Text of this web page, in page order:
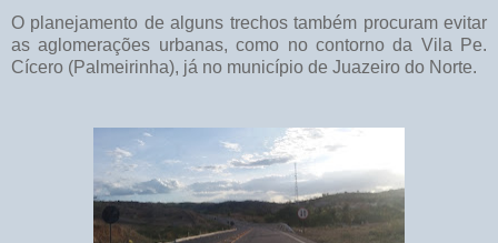
O planejamento de alguns trechos também procuram evitar
as aglomerações urbanas, como no contorno da Vila Pe.
Cícero (Palmeirinha), já no município de Juazeiro do Norte.